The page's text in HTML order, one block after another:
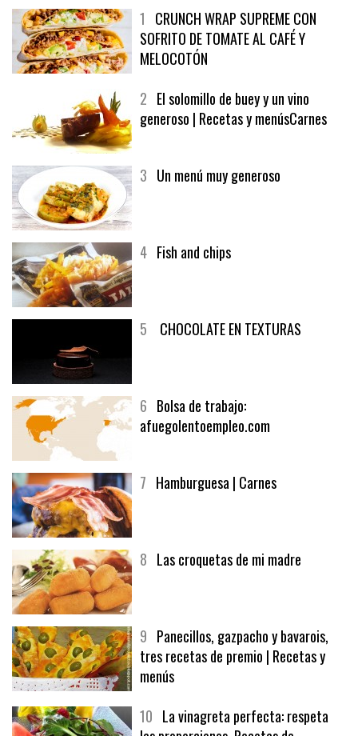
1CRUNCH WRAP SUPREME CON
SOFRITO DE TOMATE AL CAFÉ Y
MELOCOTÓN
2El solomillo de buey y un vino
6Bolsa de trabajo:
9Panecillos, gazpacho y bavarois,
tres recetas de premio | Recetas y
menús